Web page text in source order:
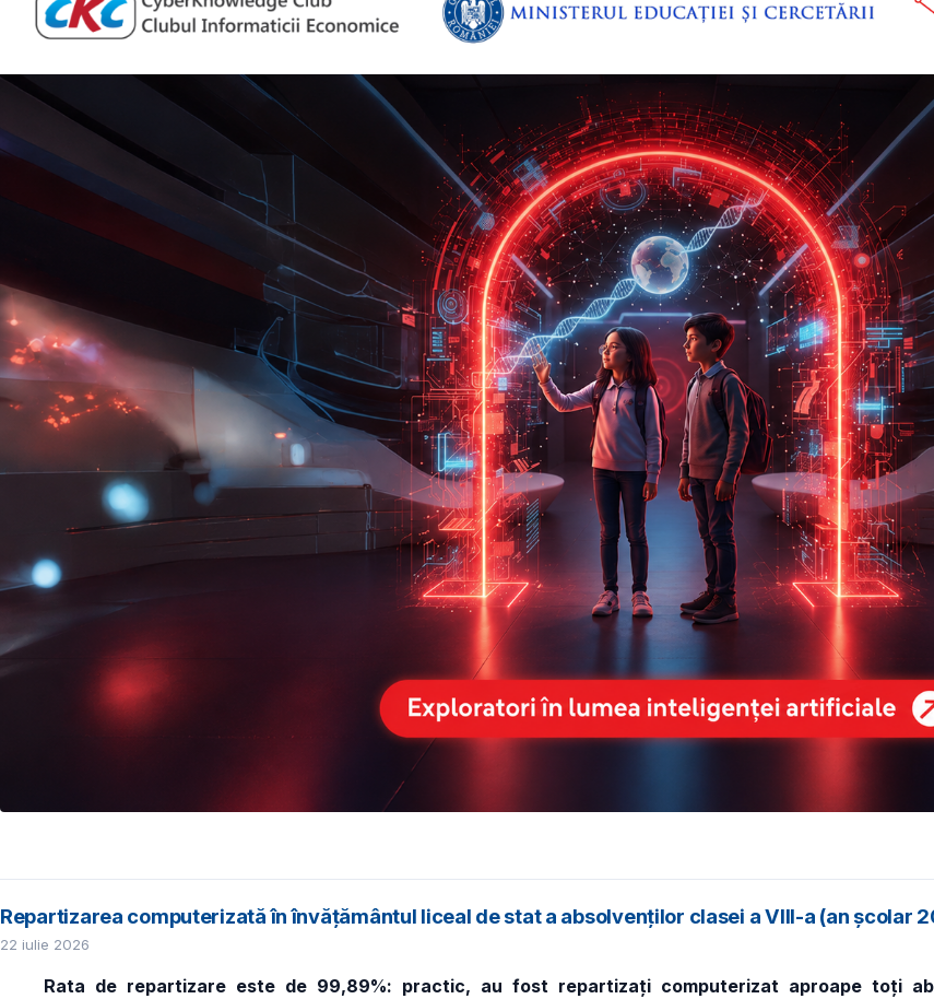
Repartizarea computerizată în învăţământul liceal de stat a absolvenţilor clasei a VIII-a (an școlar
22 iulie 2026
Rata de repartizare este de 99,89%: practic, au fost repartizați computerizat aproape toți